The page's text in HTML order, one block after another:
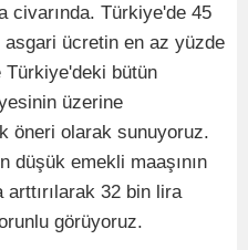
civarında. Türkiye'de 45
ücretin en az yüzde
bütün
üzerine
öneri olarak sunuyoruz.
düşük emekli maaşının
32 bin lira
görüyoruz.